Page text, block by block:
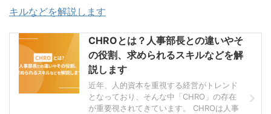
キルなどを解説します
CHROとは？人事部長との違いやそ
の役割、求められるスキルなどを解
説します
近年、人的資本を重視する経営がトレンド
となっており、そんな中「CHRO」の存在
が重要視されてきています。 CHROは人事